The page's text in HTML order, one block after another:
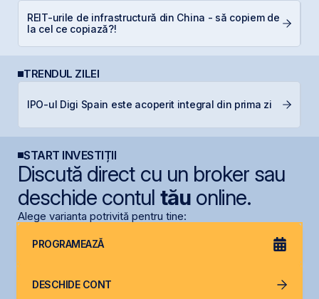
REIT-urile de infrastructură din China - să copiem de
la cel ce copiază?!
TRENDUL ZILEI
IPO-ul Digi Spain este acoperit integral din prima zi
START INVESTIȚII
Discută direct cu un broker sau
deschide contul tăuonline.
Alege varianta potrivită pentru tine:
PROGRAMEAZĂ
DESCHIDE CONT